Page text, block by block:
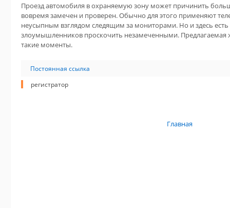
Проезд автомобиля в охраняемую зону может причинить
вовремя замечен и проверен. Обычно для этого применяют
неусыпным взглядом следящим за мониторами. Но и здесь
злоумышленников проскочить незамеченными. Предлагаемая
такие моменты.
Постоянная ссылка
регистратор
Главная